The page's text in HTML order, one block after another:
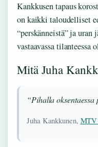
Kankkusen tapaus
on kaikki taloudelliset
“perskänneistä” ja
vastaavassa tilanteessa
Mitä Juha
“Pihalla
Juha Kankkunen, MTV